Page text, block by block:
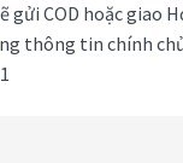
gửi COD hoặc
thông tin chính